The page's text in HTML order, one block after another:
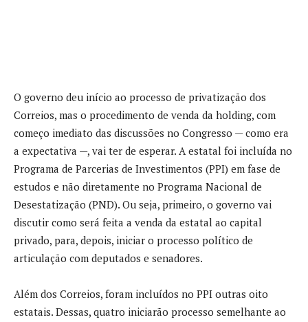
O governo deu início ao processo de privatização dos
Correios, mas o procedimento de venda da holding, com
começo imediato das discussões no Congresso — como era
a expectativa —, vai ter de esperar. A estatal foi incluída no
Programa de Parcerias de Investimentos (PPI) em fase de
estudos e não diretamente no Programa Nacional de
Desestatização (PND). Ou seja, primeiro, o governo vai
discutir como será feita a venda da estatal ao capital
privado, para, depois, iniciar o processo político de
articulação com deputados e senadores.
Além dos Correios, foram incluídos no PPI outras oito
estatais. Dessas, quatro iniciarão processo semelhante ao